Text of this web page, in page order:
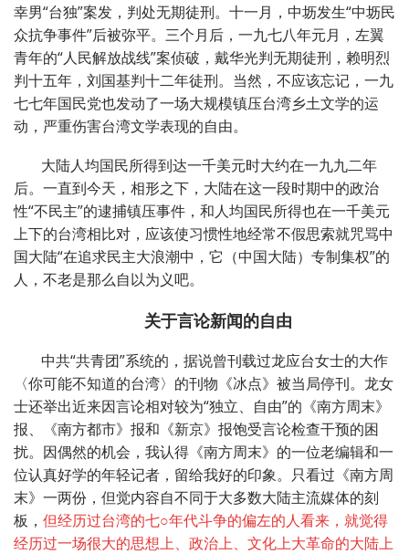
幸男“台独”案发，判处无期徒刑。十一月，中坜发生“中坜民
众抗争事件”后被弥平。三个月后，一九七八年元月，左翼
青年的“人民解放战线”案侦破，戴华光判无期徒刑，赖明烈
判十五年，刘国基判十二年徒刑。当然，不应该忘记，一九
七七年国民党也发动了一场大规模镇压台湾乡土文学的运
动，严重伤害台湾文学表现的自由。
大陆人均国民所得到达一千美元时大约在一九九二年
后。一直到今天，相形之下，大陆在这一段时期中的政治
性“不民主”的逮捕镇压事件，和人均国民所得也在一千美元
上下的台湾相比对，应该使习惯性地经常不假思索就咒骂中
国大陆“在追求民主大浪潮中，它（中国大陆）专制集权”的
人，不老是那么自以为义吧。
关于言论新闻的自由
中共“共青团”系统的，据说曾刊载过龙应台女士的大作
〈你可能不知道的台湾〉的刊物《冰点》被当局停刊。龙女
士还举出近来因言论相对较为“独立、自由”的《南方周末》
报、《南方都市》报和《新京》报饱受言论检查干预的困
扰。因偶然的机会，我认得《南方周末》的一位老编辑和一
位认真好学的年轻记者，留给我好的印象。只看过《南方周
末》一两份，但觉内容自不同于大多数大陆主流媒体的刻
板， 但经历过台湾的七○年代斗争的偏左的人看来，就觉得
经历过一场很大的思想上、政治上、文化上大革命的大陆上